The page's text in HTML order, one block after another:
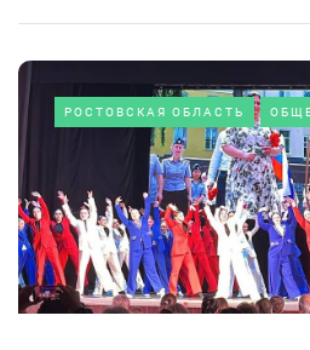
РОСТОВСКАЯ ОБЛАСТЬ